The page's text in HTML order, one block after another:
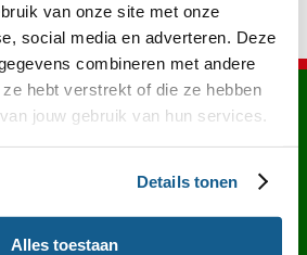
van onze site met onze
social media en adverteren. Deze
combineren met andere
hebt verstrekt of die ze hebben
jouw gebruik van hun services.
Details tonen
Alles toestaan
English Privacy
Cookies
Desktop site